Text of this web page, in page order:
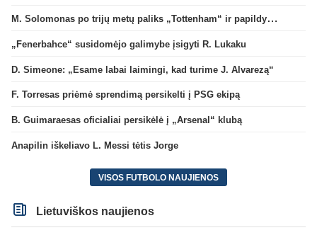
M. Solomonas po trijų metų paliks „Tottenham“ ir papildys „West Ham“ klubą
„Fenerbahce“ susidomėjo galimybe įsigyti R. Lukaku
D. Simeone: „Esame labai laimingi, kad turime J. Alvarezą“
F. Torresas priėmė sprendimą persikelti į PSG ekipą
B. Guimaraesas oficialiai persikėlė į „Arsenal“ klubą
Anapilin iškeliavo L. Messi tėtis Jorge
VISOS FUTBOLO NAUJIENOS
Lietuviškos naujienos